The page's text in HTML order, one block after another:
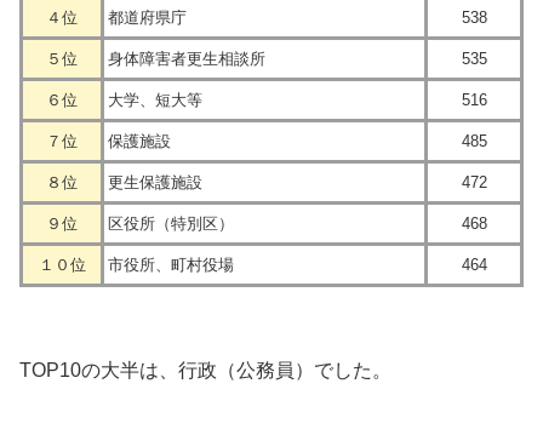
４位 都道府県庁 538
５位 身体障害者更生相談所 535
６位 大学、短大等 516
７位 保護施設 485
８位 更生保護施設 472
９位 区役所（特別区） 468
１０位 市役所、町村役場 464
TOP10の大半は、行政（公務員）でした。